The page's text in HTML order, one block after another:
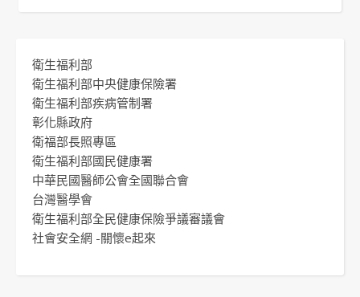
衛生福利部
衛生福利部中央健康保險署
衛生福利部疾病管制署
彰化縣政府
衛福部長照專區
衛生福利部國民健康署
中華民國醫師公會全國聯合會
台灣醫學會
衛生福利部全民健康保險爭議審議會
社會安全網 -關懷e起來